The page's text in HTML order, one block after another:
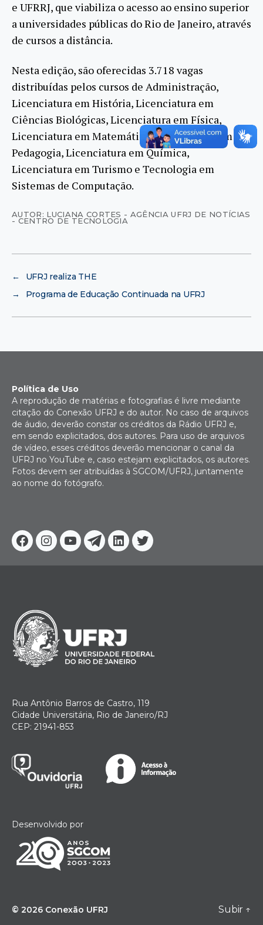
e UFRRJ, que viabiliza o acesso ao ensino superior
a universidades públicas do Rio de Janeiro, através
de cursos a distância.
Nesta edição, são oferecidas 3.718 vagas
distribuídas pelos cursos de Administração,
Licenciatura em História, Licenciatura em
Ciências Biológicas, Licenciatura em Física,
Licenciatura em Matemática, Licenciatura em
Pedagogia, Licenciatura em Química,
Licenciatura em Turismo e Tecnologia em
Sistemas de Computação.
AUTOR: LUCIANA CORTES - AGÊNCIA UFRJ DE NOTÍCIAS
- CENTRO DE TECNOLOGIA
←
UFRJ realiza THE
→
Programa de Educação Continuada na UFRJ
Facebook
Instagram
YoutubeTelegram
Linkedin
Twitter
Política de Uso
A reprodução de matérias e fotografias é livre mediante
citação do Conexão UFRJ e do autor. No caso de arquivos
de áudio, deverão constar os créditos da Rádio UFRJ e,
em sendo explicitados, dos autores. Para uso de arquivos
de vídeo, esses créditos deverão mencionar o canal da
UFRJ no YouTube e, caso estejam explicitados, os autores.
Fotos devem ser atribuídas à SGCOM/UFRJ, juntamente
ao nome do fotógrafo.
Rua Antônio Barros de Castro, 119
Cidade Universitária, Rio de Janeiro/RJ
CEP: 21941-853
Desenvolvido por
© 2026 Conexão UFRJ Subir ↑